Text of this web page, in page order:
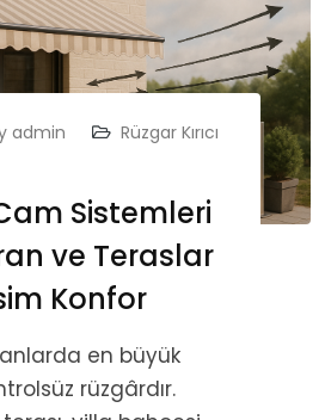
admin
Rüzgar Kırıcı
Sistemleri
ve Teraslar
Konfor
en büyük
rüzgârdır.